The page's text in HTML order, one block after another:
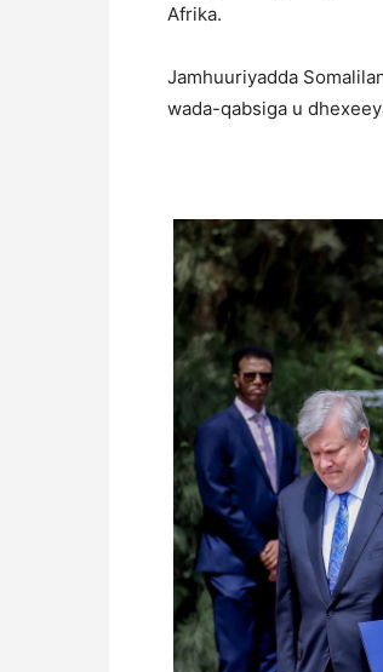
Afrika.
Jamhuuriyadda
wada-qabsiga u